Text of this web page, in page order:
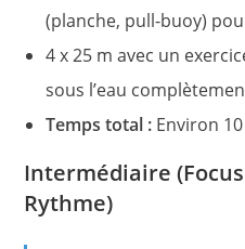
(planche, pull-buoy)
4 x 25 m avec un
sous l’eau
Temps total : Environ
Intermédiaire
Rythme)